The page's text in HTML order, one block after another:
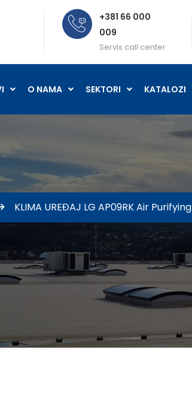
+381 66 000
009
Servis call center
O NAMA SEKTORI KATALOZI
KLIMA UREĐAJ LG AP09RK Air Purifying